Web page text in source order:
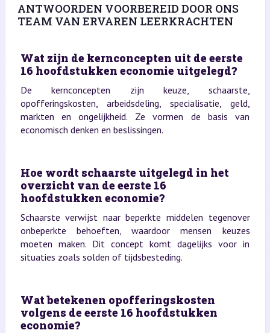
ANTWOORDEN VOORBEREID DOOR ONS
TEAM VAN ERVAREN LEERKRACHTEN
Wat zijn de kernconcepten uit de eerste
16 hoofdstukken economie uitgelegd?
De kernconcepten zijn keuze, schaarste,
opofferingskosten, arbeidsdeling, specialisatie, geld,
markten en ongelijkheid. Ze vormen de basis van
economisch denken en beslissingen.
Hoe wordt schaarste uitgelegd in het
overzicht van de eerste 16
hoofdstukken economie?
Schaarste verwijst naar beperkte middelen tegenover
onbeperkte behoeften, waardoor mensen keuzes
moeten maken. Dit concept komt dagelijks voor in
situaties zoals solden of tijdsbesteding.
Wat betekenen opofferingskosten
volgens de eerste 16 hoofdstukken
economie?